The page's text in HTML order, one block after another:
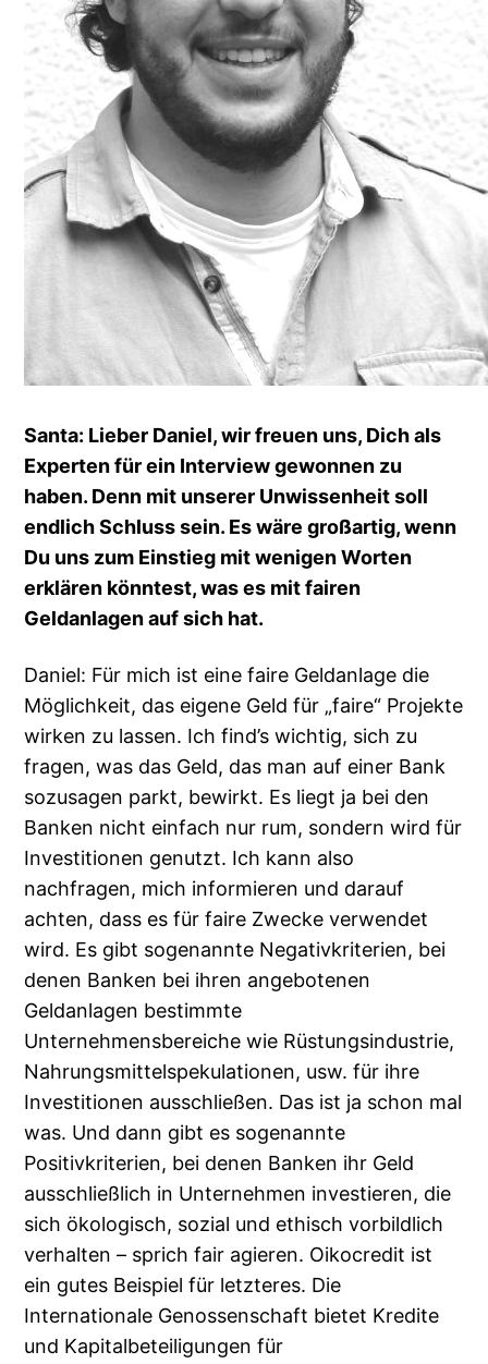
Santa: Lieber Daniel, wir freuen uns, Dich als
Experten für ein Interview gewonnen zu
haben. Denn mit unserer Unwissenheit soll
endlich Schluss sein. Es wäre großartig, wenn
Du uns zum Einstieg mit wenigen Worten
erklären könntest, was es mit fairen
Geldanlagen auf sich hat.
Daniel: Für mich ist eine faire Geldanlage die
Möglichkeit, das eigene Geld für „faire“ Projekte
wirken zu lassen. Ich find’s wichtig, sich zu
fragen, was das Geld, das man auf einer Bank
sozusagen parkt, bewirkt. Es liegt ja bei den
Banken nicht einfach nur rum, sondern wird für
Investitionen genutzt. Ich kann also
nachfragen, mich informieren und darauf
achten, dass es für faire Zwecke verwendet
wird. Es gibt sogenannte Negativkriterien, bei
denen Banken bei ihren angebotenen
Geldanlagen bestimmte
Unternehmensbereiche wie Rüstungsindustrie,
Nahrungsmittelspekulationen, usw. für ihre
Investitionen ausschließen. Das ist ja schon mal
was. Und dann gibt es sogenannte
Positivkriterien, bei denen Banken ihr Geld
ausschließlich in Unternehmen investieren, die
sich ökologisch, sozial und ethisch vorbildlich
verhalten – sprich fair agieren. Oikocredit ist
ein gutes Beispiel für letzteres. Die
Internationale Genossenschaft bietet Kredite
und Kapitalbeteiligungen für